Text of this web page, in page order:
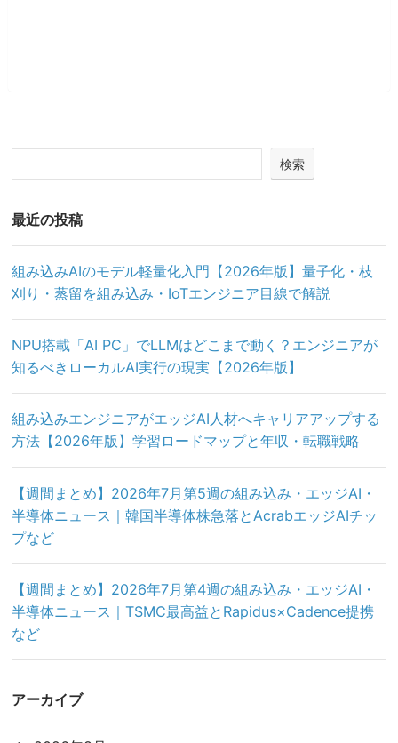
検索
最近の投稿
組み込みAIのモデル軽量化入門【2026年版】量子化・枝
刈り・蒸留を組み込み・IoTエンジニア目線で解説
NPU搭載「AI PC」でLLMはどこまで動く？エンジニアが
知るべきローカルAI実行の現実【2026年版】
組み込みエンジニアがエッジAI人材へキャリアアップする
方法【2026年版】学習ロードマップと年収・転職戦略
【週間まとめ】2026年7月第5週の組み込み・エッジAI・
半導体ニュース｜韓国半導体株急落とAcrabエッジAIチッ
プなど
【週間まとめ】2026年7月第4週の組み込み・エッジAI・
半導体ニュース｜TSMC最高益とRapidus×Cadence提携
など
アーカイブ